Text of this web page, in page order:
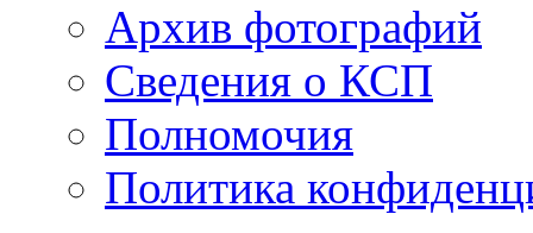
Архив фотографий
Сведения о КСП
Полномочия
Политика